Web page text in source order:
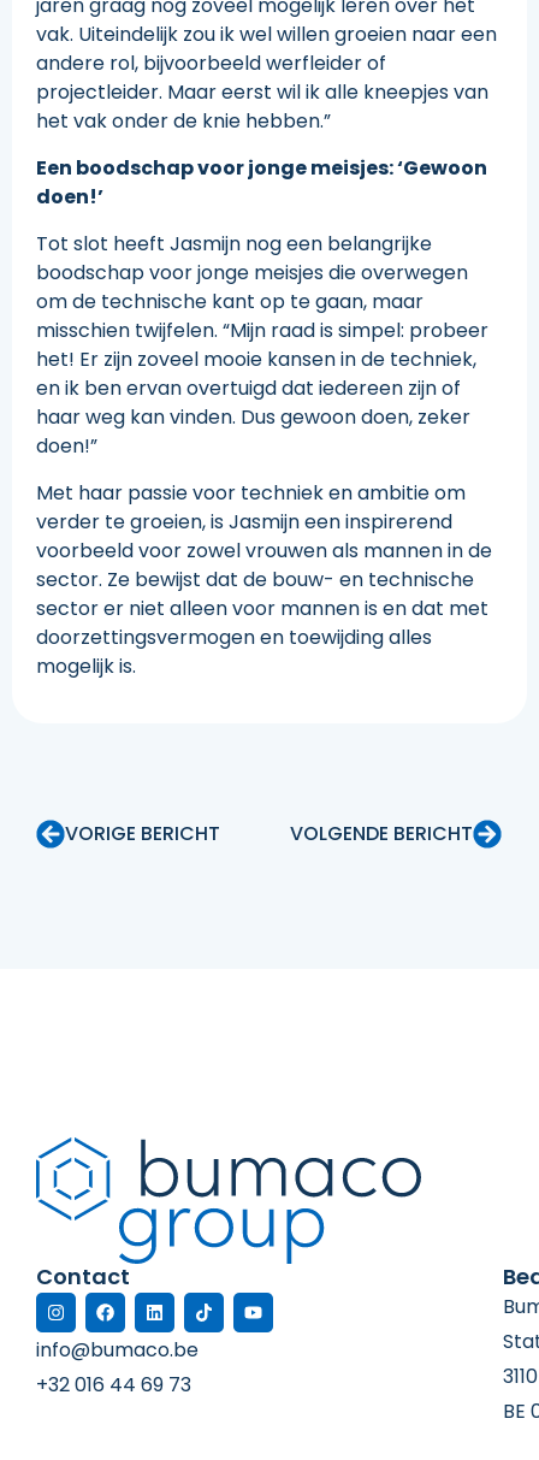
jaren graag nog zoveel mogelijk leren over het
vak. Uiteindelijk zou ik wel willen groeien naar een
andere rol, bijvoorbeeld werfleider of
projectleider. Maar eerst wil ik alle kneepjes van
het vak onder de knie hebben.”
Een boodschap voor jonge meisjes: ‘Gewoon
doen!’
Tot slot heeft Jasmijn nog een belangrijke
boodschap voor jonge meisjes die overwegen
om de technische kant op te gaan, maar
misschien twijfelen. “Mijn raad is simpel: probeer
het! Er zijn zoveel mooie kansen in de techniek,
en ik ben ervan overtuigd dat iedereen zijn of
haar weg kan vinden. Dus gewoon doen, zeker
doen!”
Met haar passie voor techniek en ambitie om
verder te groeien, is Jasmijn een inspirerend
voorbeeld voor zowel vrouwen als mannen in de
sector. Ze bewijst dat de bouw- en technische
sector er niet alleen voor mannen is en dat met
doorzettingsvermogen en toewijding alles
mogelijk is.
VORIGE BERICHT VOLGENDE BERICHT
Contact
info@bumaco.be
+32 016 44 69 73
BE